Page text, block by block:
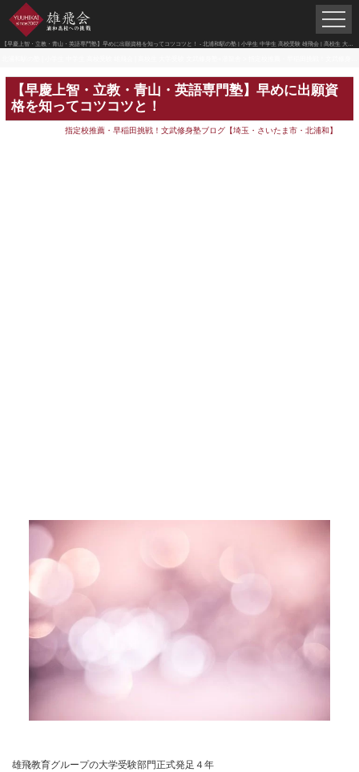
【早慶上智・立教・青山・英語専門塾】早めに出願資
格を知ってコツコツと！
指定校推薦・早稲田挑戦！文武修身塾ブログ【埼玉・さいたま市・北浦和】
雄飛教育グループの大学受験部門正式発足４年